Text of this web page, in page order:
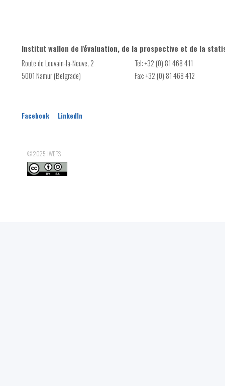
Institut wallon de l'évaluation, de la prospective et de la
Route de Louvain-la-Neuve, 2
5001 Namur (Belgrade)
Tel: +32 (0) 81 468 411
Fax: +32 (0) 81 468 412
Facebook LinkedIn
© 2025: IWEPS